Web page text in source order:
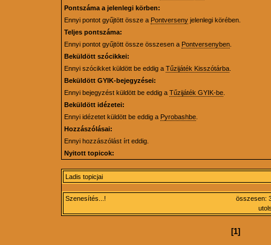
Pontszáma a jelenlegi körben:
Ennyi pontot gyűjtött össze a Pontversenyjelenlegi körében.
Teljes pontszáma:
Ennyi pontot gyűjtött össze összesen a Pontversenyben.
Beküldött szócikkei:
Ennyi szócikket küldött be eddig a Tűzijáték Kisszótárba.
Beküldött GYIK-bejegyzései:
Ennyi bejegyzést küldött be eddig a Tűzijáték GYIK-be.
Beküldött idézetei:
Ennyi idézetet küldött be eddig a Pyrobashbe.
Hozzászólásai:
Ennyi hozzászólást írt eddig.
Nyitott topicok:
Ladis topicjai
Szenesítés...!
összesen:
[1]